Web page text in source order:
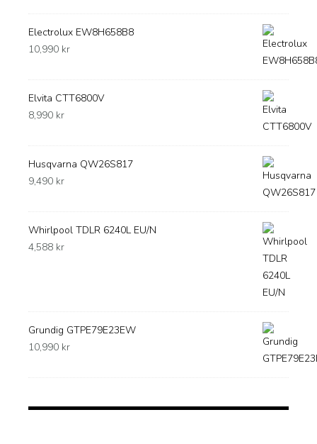
Electrolux EW8H658B8
10,990 kr
Elvita CTT6800V
8,990 kr
Husqvarna QW26S817
9,490 kr
Whirlpool TDLR 6240L EU/N
4,588 kr
Grundig GTPE79E23EW
10,990 kr